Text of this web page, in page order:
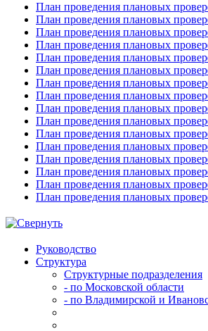
План проведения плановых
План проведения плановых
План проведения плановых
План проведения плановых
План проведения плановых
План проведения плановых
План проведения плановых
План проведения плановых
План проведения плановых
План проведения плановых
План проведения плановых
План проведения плановых
План проведения плановых
План проведения плановых
План проведения плановых
План проведения плановых
Руководство
Структура
Структурные подразделения
- по Московской области
- по Владимирской и